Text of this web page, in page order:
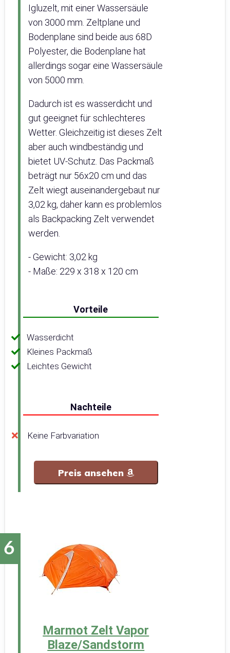
Igluzelt, mit einer Wassersäule
von 3000 mm. Zeltplane und
Bodenplane sind beide aus 68D
Polyester, die Bodenplane hat
allerdings sogar eine Wassersäule
von 5000 mm.
Dadurch ist es wasserdicht und
gut geeignet für schlechteres
Wetter. Gleichzeitig ist dieses Zelt
aber auch windbeständig und
bietet UV-Schutz. Das Packmaß
beträgt nur 56x20 cm und das
Zelt wiegt auseinandergebaut nur
3,02 kg, daher kann es problemlos
als Backpacking Zelt verwendet
werden.
- Gewicht: 3,02 kg
- Maße: 229 x 318 x 120 cm
Vorteile
Wasserdicht
Kleines Packmaß
Leichtes Gewicht
Nachteile
Keine Farbvariation
Preis ansehen
Marmot Zelt Vapor
Blaze/Sandstorm